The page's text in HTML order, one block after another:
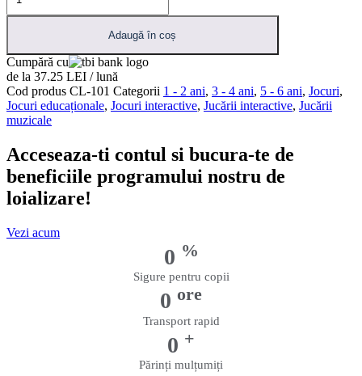
Jucarie
Educationala
Up
Toy
cu
Animale
Adaugă în coș
Cumpără cu
de la 37.25 LEI / lună
Cod produs CL-101 Categorii 1 - 2 ani, 3 - 4 ani, 5 - 6 ani, Jocuri,
Jocuri educaționale, Jocuri interactive, Jucării interactive, Jucării
muzicale
Acceseaza-ti contul si bucura-te de
beneficiile programului nostru de
loializare!
Vezi acum
0 %
Sigure pentru copii
0 ore
Transport rapid
0 +
Părinți mulțumiți